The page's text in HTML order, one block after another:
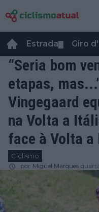
Estrada Giro
“Seria bom
etapas,
Vingegaard
na Volta a
face à Volta a
Ciclismo
por Miguel Marques